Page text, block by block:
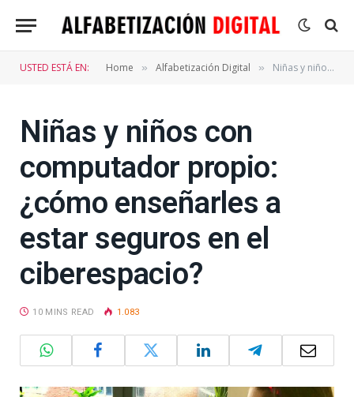
USTED ESTÁ EN: Home » Alfabetización Digital » Niñas y niños con computador propio: ¿cómo enseñarles a estar seguros en el ciberespacio?
Niñas y niños con
computador propio:
¿cómo enseñarles a
estar seguros en el
ciberespacio?
10 MINS READ 1.083